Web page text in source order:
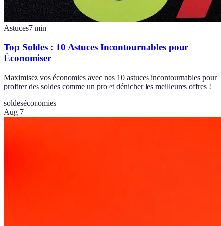
Astuces7 min
Top Soldes : 10 Astuces Incontournables pour
Économiser
Maximisez vos économies avec nos 10 astuces incontournables pour
profiter des soldes comme un pro et dénicher les meilleures offres !
soldeséconomies
Aug 7